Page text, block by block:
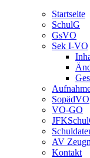
Startseite
SchulG
GsVO
Sek I-VO
SopädVO
VO-GO
AV
Kontakt